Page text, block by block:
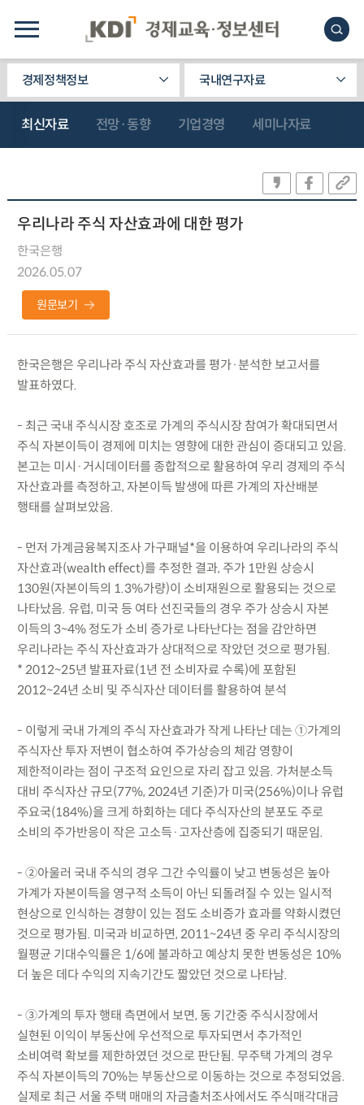
경제정책정보 국내연구자료
최신자료 전망·동향 기업경영 세미나자료
우리나라 주식 자산효과에 대한 평가
한국은행
2026.05.07
원문보기
한국은행은 우리나라 주식 자산효과를 평가·분석한 보고서를
발표하였다.
- 최근 국내 주식시장 호조로 가계의 주식시장 참여가 확대되면서
주식 자본이득이 경제에 미치는 영향에 대한 관심이 증대되고 있음.
본고는 미시·거시데이터를 종합적으로 활용하여 우리 경제의 주식
자산효과를 측정하고, 자본이득 발생에 따른 가계의 자산배분
행태를 살펴보았음.
- 먼저 가계금융복지조사 가구패널*을 이용하여 우리나라의 주식
자산효과(wealth effect)를 추정한 결과, 주가 1만원 상승시
130원(자본이득의 1.3%가량)이 소비재원으로 활용되는 것으로
나타났음. 유럽, 미국 등 여타 선진국들의 경우 주가 상승시 자본
이득의 3~4% 정도가 소비 증가로 나타난다는 점을 감안하면
우리나라는 주식 자산효과가 상대적으로 작았던 것으로 평가됨.
* 2012~25년 발표자료(1년 전 소비자료 수록)에 포함된
2012~24년 소비 및 주식자산 데이터를 활용하여 분석
- 이렇게 국내 가계의 주식 자산효과가 작게 나타난 데는 ①가계의
주식자산 투자 저변이 협소하여 주가상승의 체감 영향이
제한적이라는 점이 구조적 요인으로 자리 잡고 있음. 가처분소득
대비 주식자산 규모(77%, 2024년 기준)가 미국(256%)이나 유럽
주요국(184%)을 크게 하회하는 데다 주식자산의 분포도 주로
소비의 주가반응이 작은 고소득·고자산층에 집중되기 때문임.
- ②아울러 국내 주식의 경우 그간 수익률이 낮고 변동성은 높아
가계가 자본이득을 영구적 소득이 아닌 되돌려질 수 있는 일시적
현상으로 인식하는 경향이 있는 점도 소비증가 효과를 약화시켰던
것으로 평가됨. 미국과 비교하면, 2011~24년 중 우리 주식시장의
월평균 기대수익률은 1/6에 불과하고 예상치 못한 변동성은 10%
더 높은 데다 수익의 지속기간도 짧았던 것으로 나타남.
- ③가계의 투자 행태 측면에서 보면, 동 기간중 주식시장에서
실현된 이익이 부동산에 우선적으로 투자되면서 추가적인
소비여력 확보를 제한하였던 것으로 판단됨. 무주택 가계의 경우
주식 자본이득의 70%는 부동산으로 이동하는 것으로 추정되었음.
실제로 최근 서울 주택 매매의 자금출처조사에서도 주식매각대금